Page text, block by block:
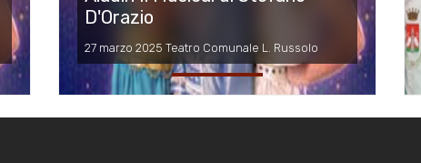
D'Orazio
27 marzo 2025 Teatro Comunale L. Russolo